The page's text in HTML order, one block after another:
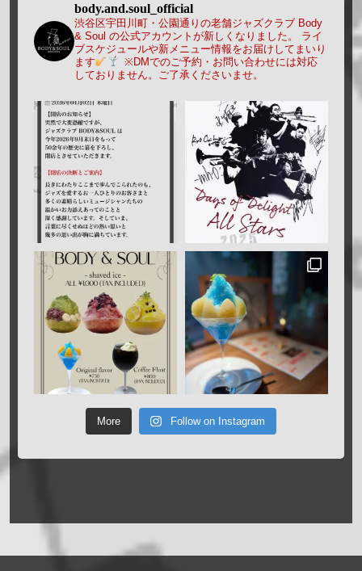
body.and.soul_official
渋谷区宇田川町・公園通りの老舗ジャズクラブ Body
& Soul の公式アカウントが新しくなりました。
ライ
ブスケジュールや新メニュー情報をお届けしてまいり
ます
※DMでのご予約・お問い合わせには対応
しておりません。ご了承くださいませ。
More Follow on Instagram